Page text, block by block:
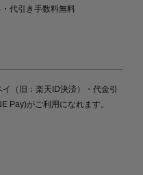
代引き手数料無料
（旧：楽天ID決済）・代金引
Pay)がご利用になれます。